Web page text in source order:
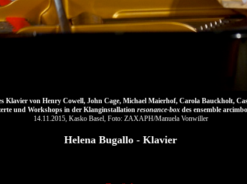
Klavier von Henry Cowell, John Cage, Michael Maierhof, Carola Bauckholt,
und Workshops in der Klanginstallationresonance-boxdes ensemble
14.11.2015, Kasko Basel, Foto: ZAXAPH/Manuela Vonwiller
Helena Bugallo - Klavier